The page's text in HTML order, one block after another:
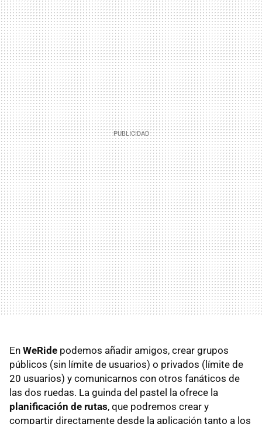
En WeRide podemos añadir amigos, crear grupos
públicos (sin límite de usuarios) o privados (límite de
20 usuarios) y comunicarnos con otros fanáticos de
las dos ruedas. La guinda del pastel la ofrece la
planificación de rutas, que podremos crear y
compartir directamente desde la aplicación tanto a los